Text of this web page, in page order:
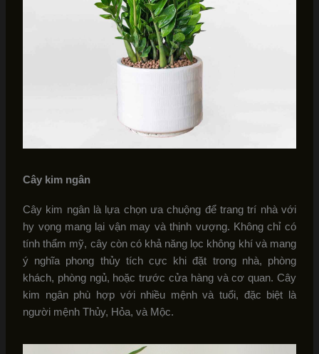
Cây kim ngân
Cây kim ngân là lựa chọn ưa chuộng để trang trí nhà với
hy vọng mang lại vận may và thịnh vượng. Không chỉ có
tính thẩm mỹ, cây còn có khả năng lọc không khí và mang
ý nghĩa phong thủy tích cực khi đặt trong nhà, phòng
khách, phòng ngủ, hoặc trước cửa hàng và cơ quan. Cây
kim ngân phù hợp với nhiều mệnh và tuổi, đặc biệt là
người mệnh Thủy, Hỏa, và Mộc.